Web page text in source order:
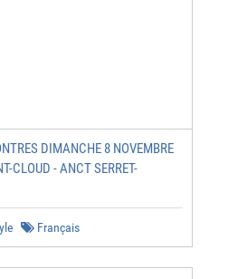
......21
travaux
...........................22
23
DIMANCHE 8 NOVEMBRE
CLOUD - ANCT SERRET-
Français